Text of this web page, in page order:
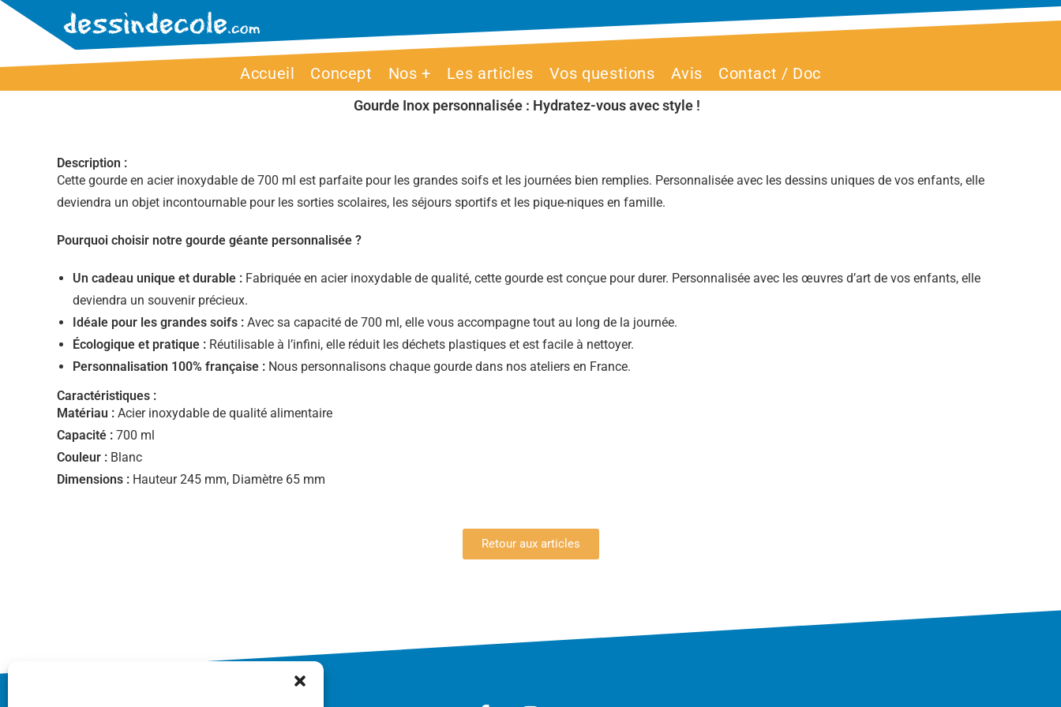
Accueil Concept Nos + Les articles Vos questions Avis Contact / Doc
Gourde Inox personnalisée : Hydratez-vous avec style !
Description :
Cette gourde en acier inoxydable de 700 ml est parfaite pour les grandes soifs et les journées bien remplies. Personnalisée avec les dessins uniques de vos enfants, elle
deviendra un objet incontournable pour les sorties scolaires, les séjours sportifs et les pique-niques en famille.
Pourquoi choisir notre gourde géante personnalisée ?
Un cadeau unique et durable : Fabriquée en acier inoxydable de qualité, cette gourde est conçue pour durer. Personnalisée avec les œuvres d’art de vos enfants, elle
deviendra un souvenir précieux.
Idéale pour les grandes soifs : Avec sa capacité de 700 ml, elle vous accompagne tout au long de la journée.
Écologique et pratique : Réutilisable à l’infini, elle réduit les déchets plastiques et est facile à nettoyer.
Personnalisation 100% française : Nous personnalisons chaque gourde dans nos ateliers en France.
Caractéristiques :
Matériau : Acier inoxydable de qualité alimentaire
Capacité : 700 ml
Couleur : Blanc
Dimensions : Hauteur 245 mm, Diamètre 65 mm
Retour aux articles